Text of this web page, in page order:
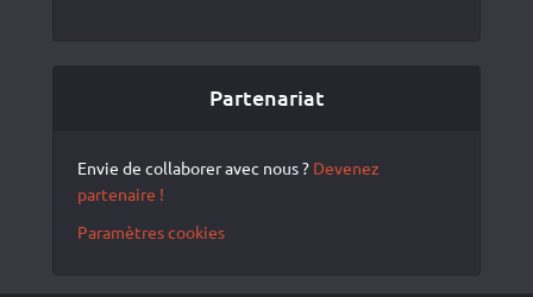
Partenariat
Envie de collaborer avec nous ? Devenez
partenaire !
Paramètres cookies